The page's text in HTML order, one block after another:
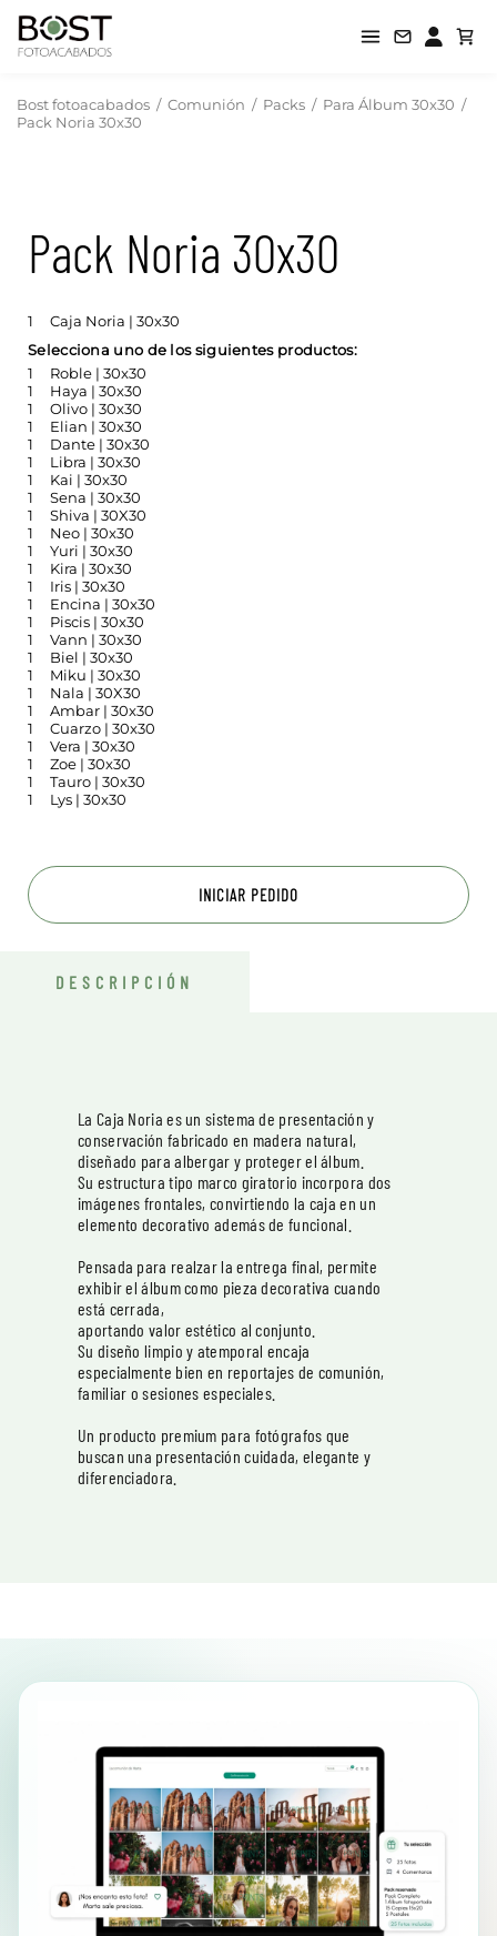
Bost fotoacabados / Comunión / Packs / Para Álbum 30x30 /
Pack Noria 30x30
Pack Noria 30x30
1
Caja Noria | 30x30
Selecciona uno de los siguientes productos:
1
Roble | 30x30
1
Haya | 30x30
1
Olivo | 30x30
1
Elian | 30x30
1
Dante | 30x30
1
Libra | 30x30
1
Kai | 30x30
1
Sena | 30x30
1
Shiva | 30X30
1
Neo | 30x30
1
Yuri | 30x30
1
Kira | 30x30
1
Iris | 30x30
1
Encina | 30x30
1
Piscis | 30x30
1
Vann | 30x30
1
Biel | 30x30
1
Miku | 30x30
1
Nala | 30X30
1
Ambar | 30x30
1
Cuarzo | 30x30
1
Vera | 30x30
1
Zoe | 30x30
1
Tauro | 30x30
1
Lys | 30x30
INICIAR PEDIDO
DESCRIPCIÓN
La Caja Noria es un sistema de presentación y
conservación fabricado en madera natural,
diseñado para albergar y proteger el álbum.
Su estructura tipo marco giratorio incorpora dos
imágenes frontales, convirtiendo la caja en un
elemento decorativo además de funcional.
Pensada para realzar la entrega final, permite
exhibir el álbum como pieza decorativa cuando
está cerrada,
aportando valor estético al conjunto.
Su diseño limpio y atemporal encaja
especialmente bien en reportajes de comunión,
familiar o sesiones especiales.
Un producto premium para fotógrafos que
buscan una presentación cuidada, elegante y
diferenciadora.